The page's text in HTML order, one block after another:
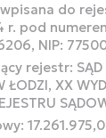
wpisana do
r. pod
NIP:
rejestr: SĄD
ŁODZI, XX